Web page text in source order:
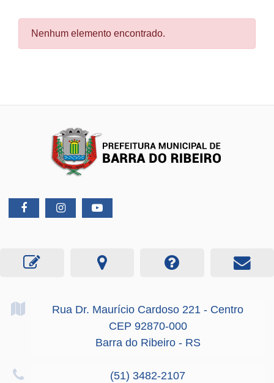
Nenhum elemento encontrado.
Rua Dr. Maurício Cardoso 221 - Centro
CEP 92870-000
Barra do Ribeiro - RS
(51) 3482-2107